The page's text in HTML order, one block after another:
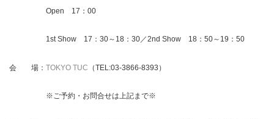
Open 17：00
1st Show 17：30～18：30／2nd Show 18：50～19：50
会 場： TOKYO TUC （TEL:03-3866-8393）
※ご予約・お問合せは上記まで※